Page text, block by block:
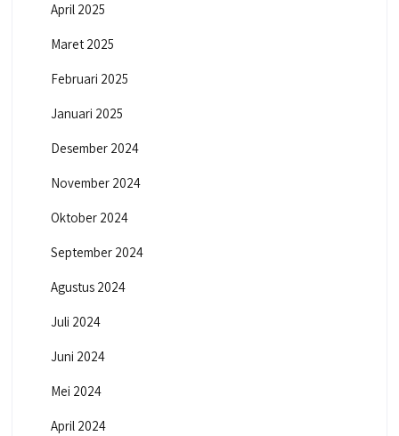
April 2025
Maret 2025
Februari 2025
Januari 2025
Desember 2024
November 2024
Oktober 2024
September 2024
Agustus 2024
Juli 2024
Juni 2024
Mei 2024
April 2024